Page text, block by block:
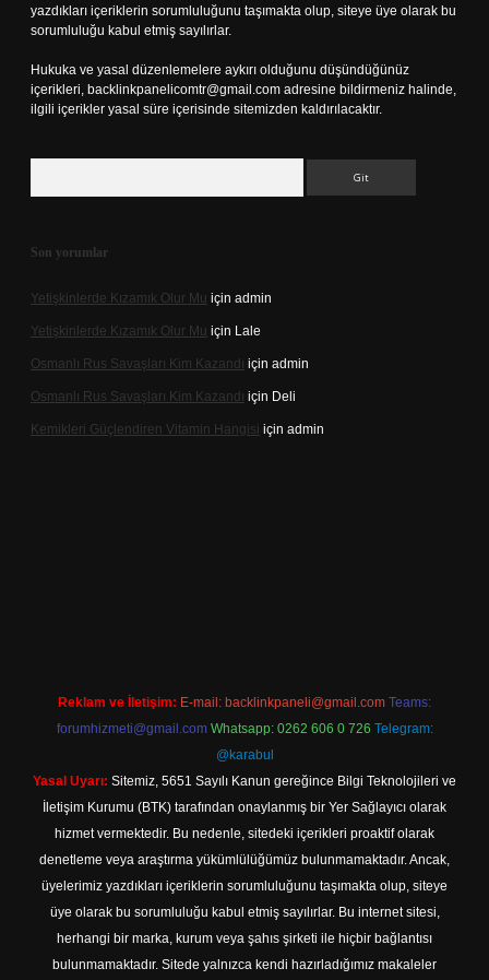
yazdıkları içeriklerin sorumluluğunu taşımakta olup, siteye üye olarak bu
sorumluluğu kabul etmiş sayılırlar.
Hukuka ve yasal düzenlemelere aykırı olduğunu düşündüğünüz
içerikleri, backlinkpanelicomtr@gmail.com adresine bildirmeniz halinde,
ilgili içerikler yasal süre içerisinde sitemizden kaldırılacaktır.
Son yorumlar
Yetişkinlerde Kızamık Olur Mu için admin
Yetişkinlerde Kızamık Olur Mu için Lale
Osmanlı Rus Savaşları Kim Kazandı için admin
Osmanlı Rus Savaşları Kim Kazandı için Deli
Kemikleri Güçlendiren Vitamin Hangisi için admin
Reklam ve İletişim: E-mail: backlinkpaneli@gmail.com Teams:
forumhizmeti@gmail.com Whatsapp: 0262 606 0 726 Telegram:
@karabul
Yasal Uyarı: Sitemiz, 5651 Sayılı Kanun gereğince Bilgi Teknolojileri ve
İletişim Kurumu (BTK) tarafından onaylanmış bir Yer Sağlayıcı olarak
hizmet vermektedir. Bu nedenle, sitedeki içerikleri proaktif olarak
denetleme veya araştırma yükümlülüğümüz bulunmamaktadır. Ancak,
üyelerimiz yazdıkları içeriklerin sorumluluğunu taşımakta olup, siteye
üye olarak bu sorumluluğu kabul etmiş sayılırlar. Bu internet sitesi,
herhangi bir marka, kurum veya şahıs şirketi ile hiçbir bağlantısı
bulunmamaktadır. Sitede yalnızca kendi hazırladığımız makaleler